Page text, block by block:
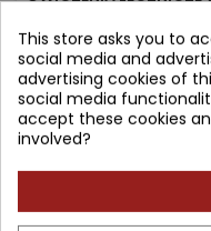
This store asks you to
social media and
advertising cookies of
social media
accept these cookies
involved?